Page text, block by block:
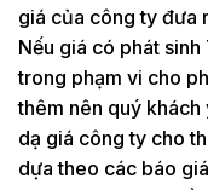
giá của công ty đưa
Nếu giá có phát
trong phạm vi cho
thêm nên quý khách
dạ giá công ty cho
dựa theo các báo